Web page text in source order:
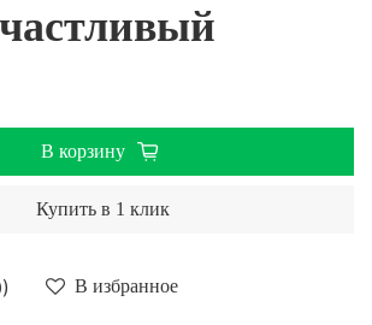
В избранное
В корзину
Купить в 1 клик